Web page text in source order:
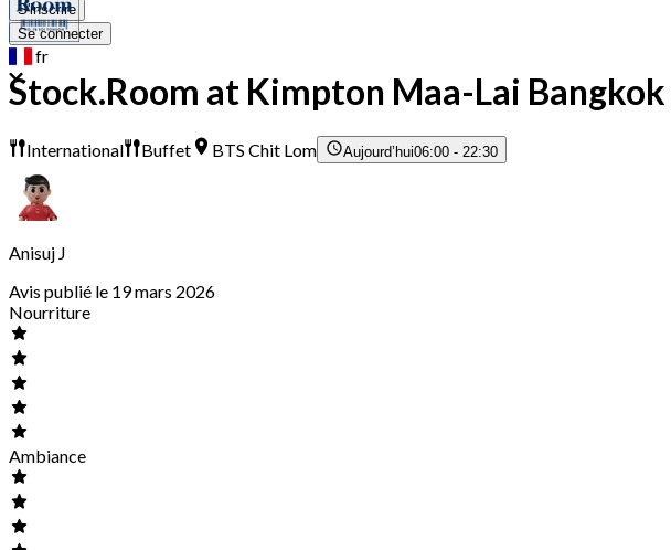
S'inscrire
Se connecter
fr
Stock.Room at Kimpton Maa-Lai Bangkok
International Buffet BTS Chit Lom Aujourd’hui06:00 - 22:30
Anisuj J
Avis publié le 19 mars 2026
Nourriture
Ambiance